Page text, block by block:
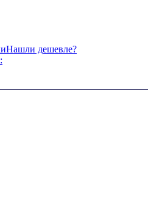
Нашли дешевле?